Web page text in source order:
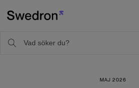
MAJ 2026